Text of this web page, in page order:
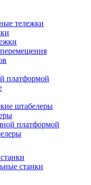
тележки
платформой
штабелеры
платформой
станки